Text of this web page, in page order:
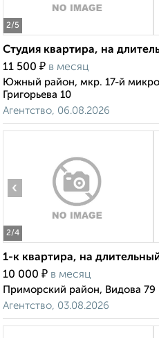
2/5
Студия квартира, на
11 500 ₽ в месяц
Южный район, мкр. 17-й
Григорьева 10
Агентство, 06.08.2026
2/4
‹
1-к квартира, на
10 000 ₽ в месяц
Приморский район, Видова 79
Агентство, 03.08.2026